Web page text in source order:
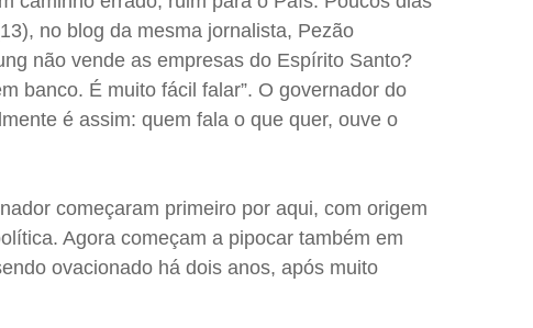
no blog da mesma jornalista, Pezão
não vende as empresas do Espírito Santo?
banco. É muito fácil falar”. O governador do
é assim: quem fala o que quer, ouve o
começaram primeiro por aqui, com origem
Agora começam a pipocar também em
ovacionado há dois anos, após muito